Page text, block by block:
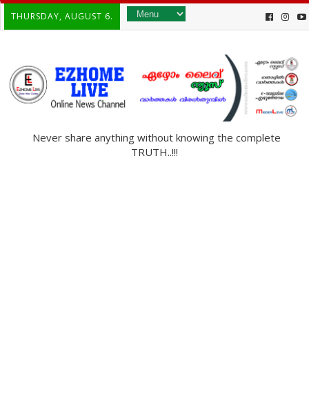
THURSDAY, AUGUST 6.
Never share anything without knowing the complete
TRUTH..!!!